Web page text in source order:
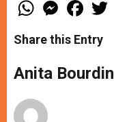
t
s
p
p
e
s
e
g
e
a
e
b
o
k
r
Share this Entry
Anita Bourdin